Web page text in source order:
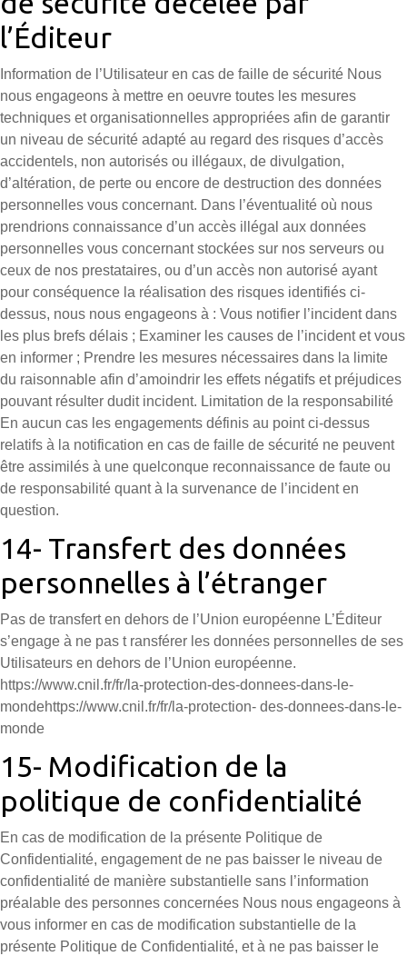
l’Éditeur
Information de l’Utilisateur en cas de faille de sécurité Nous
nous engageons à mettre en oeuvre toutes les mesures
techniques et organisationnelles appropriées afin de garantir
un niveau de sécurité adapté au regard des risques d’accès
accidentels, non autorisés ou illégaux, de divulgation,
d’altération, de perte ou encore de destruction des données
personnelles vous concernant. Dans l’éventualité où nous
prendrions connaissance d’un accès illégal aux données
personnelles vous concernant stockées sur nos serveurs ou
ceux de nos prestataires, ou d’un accès non autorisé ayant
pour conséquence la réalisation des risques identifiés ci-
dessus, nous nous engageons à : Vous notifier l’incident dans
les plus brefs délais ; Examiner les causes de l’incident et vous
en informer ; Prendre les mesures nécessaires dans la limite
du raisonnable afin d’amoindrir les effets négatifs et préjudices
pouvant résulter dudit incident. Limitation de la responsabilité
En aucun cas les engagements définis au point ci-dessus
relatifs à la notification en cas de faille de sécurité ne peuvent
être assimilés à une quelconque reconnaissance de faute ou
de responsabilité quant à la survenance de l’incident en
question.
14- Transfert des données
personnelles à l’étranger
Pas de transfert en dehors de l’Union européenne L’Éditeur
s’engage à ne pas t ransférer les données personnelles de ses
Utilisateurs en dehors de l’Union européenne.
https://www.cnil.fr/fr/la-protection-des-donnees-dans-le-
mondehttps://www.cnil.fr/fr/la-protection- des-donnees-dans-le-
monde
15- Modification de la
politique de confidentialité
En cas de modification de la présente Politique de
Confidentialité, engagement de ne pas baisser le niveau de
confidentialité de manière substantielle sans l’information
préalable des personnes concernées Nous nous engageons à
vous informer en cas de modification substantielle de la
présente Politique de Confidentialité, et à ne pas baisser le